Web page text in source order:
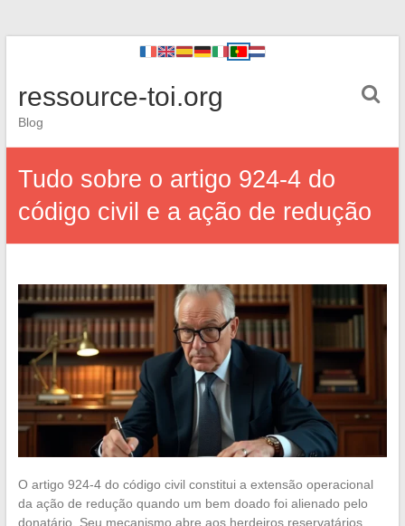
ressource-toi.org
Blog
Tudo sobre o artigo 924-4 do
código civil e a ação de redução
O artigo 924-4 do código civil constitui a extensão operacional
da ação de redução quando um bem doado foi alienado pelo
donatário. Seu mecanismo abre aos herdeiros reservatários